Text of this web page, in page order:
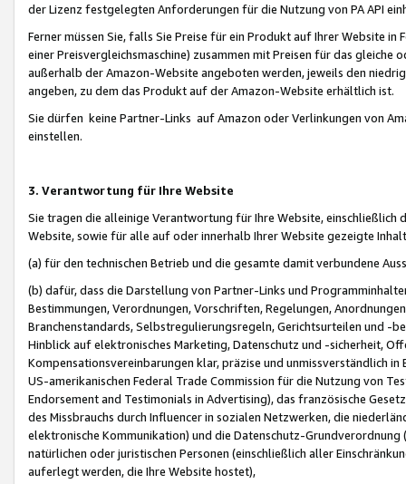
der Lizenz festgelegten Anforderungen für die Nutzung von PA API
Ferner müssen Sie, falls Sie Preise für ein Produkt auf Ihrer Website
einer Preisvergleichsmaschine) zusammen mit Preisen für das
außerhalb der Amazon-Website angeboten werden, jeweils den
angeben, zu dem das Produkt auf der Amazon-Website erhältlich ist.
Sie dürfen keine Partner-Links auf Amazon oder Verlinkungen von
einstellen.
3. Verantwortung für Ihre Website
Sie tragen die alleinige Verantwortung für Ihre Website,
Website, sowie für alle auf oder innerhalb Ihrer Website gezeigte
(a) für den technischen Betrieb und die gesamte damit verbundene
(b) dafür, dass die Darstellung von Partner-Links und
Bestimmungen, Verordnungen, Vorschriften, Regelungen,
Branchenstandards, Selbstregulierungsregeln, Gerichtsurteilen und -
Hinblick auf elektronisches Marketing, Datenschutz und -sicherheit,
Kompensationsvereinbarungen klar, präzise und unmissverständlich
US-amerikanischen Federal Trade Commission für die Nutzung von
Endorsement and Testimonials in Advertising), das französische
des Missbrauchs durch Influencer in sozialen Netzwerken, die
elektronische Kommunikation) und die Datenschutz-
natürlichen oder juristischen Personen (einschließlich aller
auferlegt werden, die Ihre Website hostet),